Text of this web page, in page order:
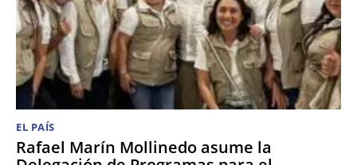
EL PAÍS
Rafael Marín Mollinedo asume la